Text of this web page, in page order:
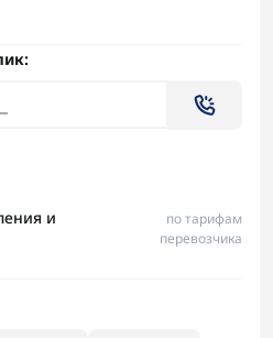
и
по тарифам
перевозчика